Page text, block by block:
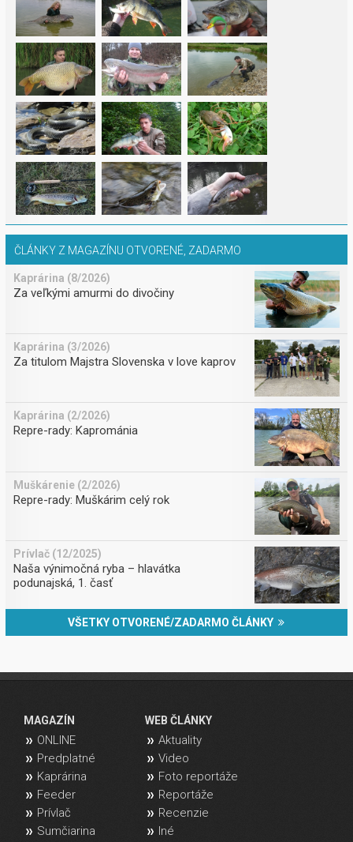
ČLÁNKY Z MAGAZÍNU OTVORENÉ, ZADARMO
Kaprárina (8/2026)
Za veľkými amurmi do divočiny
Kaprárina (3/2026)
Za titulom Majstra Slovenska v love kaprov
Kaprárina (2/2026)
Repre-rady: Kaprománia
Muškárenie (2/2026)
Repre-rady: Muškárim celý rok
Prívlač (12/2025)
Naša výnimočná ryba – hlavátka
podunajská, 1. časť
VŠETKY OTVORENÉ/ZADARMO ČLÁNKY
MAGAZÍN
ONLINE
Predplatné
Kaprárina
Feeder
Prívlač
Sumčiarina
WEB ČLÁNKY
Aktuality
Video
Foto reportáže
Reportáže
Recenzie
Iné